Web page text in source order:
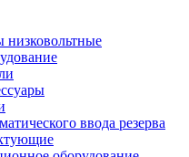
низковольтные
ввода резерва